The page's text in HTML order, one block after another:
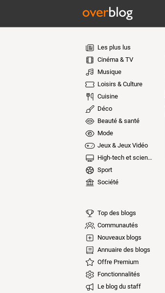
Les plus lus
Cinéma & TV
Musique
Loisirs & Culture
Cuisine
Déco
Beauté & santé
Mode
Jeux & Jeux Vidéo
High-tech et sciences
Sport
Société
Top des blogs
Communautés
Nouveaux blogs
Annuaire des blogs
Offre Premium
Fonctionnalités
Le blog du staff